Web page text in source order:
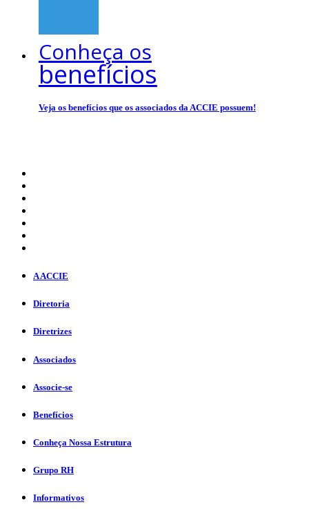
Conheça os
benefícios
Veja os benefícios que os associados da ACCIE possuem!
A ACCIE
Diretoria
Diretrizes
Associados
Associe-se
Benefícios
Conheça Nossa Estrutura
Grupo RH
Informativos